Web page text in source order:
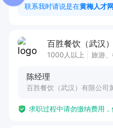
3、 法定节假日三倍工资
薪3000-3500元，多劳多
假、产假、护理假、病假
联系我时请说是在黄梅人才网
1000人以上 旅游
陈经理
百胜餐饮（武汉）有限公司
求职过程中请勿缴纳费用，